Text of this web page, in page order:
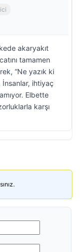
akaryakıt
tamamen
“Ne yazık ki
İnsanlar, ihtiyaç
Elbette
karşı